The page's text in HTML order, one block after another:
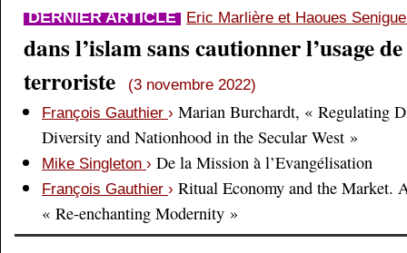
DERNIER ARTICLE Eric Marlière et Haoues
dans l’islam sans cautionner l’usage
terroriste
(3 novembre 2022)
François Gauthier › Marian Burchardt, « Regulating
Diversity and Nationhood in the Secular West »
Mike Singleton › De la Mission à l’Evangélisation
François Gauthier › Ritual Economy and the Market.
« Re-enchanting Modernity »